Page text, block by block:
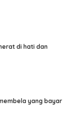
di hati dan
yang bayar